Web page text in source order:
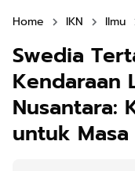
Home IKN Ilmu
Swedia
Kendaraan
Nusantara:
untuk